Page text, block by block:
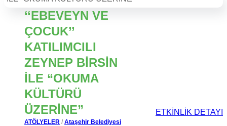
‘‘EBEVEYN VE
ÇOCUK’’
KATILIMCILI
ZEYNEP BİRSİN
İLE “OKUMA
KÜLTÜRÜ
ÜZERİNE”
ATÖLYELER / Ataşehir Belediyesi
ETKİNLİK DETAYI